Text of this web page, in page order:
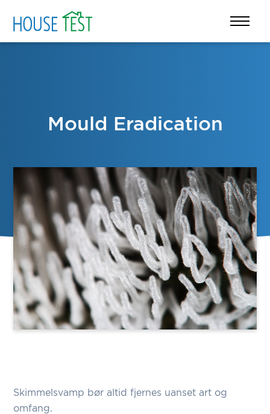
Mould Eradication
Skimmelsvamp bør altid fjernes uanset art og
omfang.